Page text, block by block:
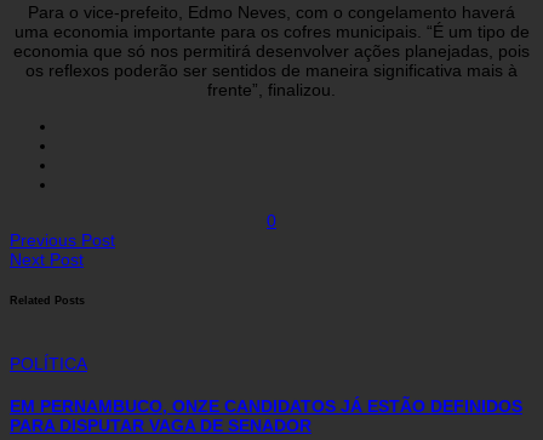
Para o vice-prefeito, Edmo Neves, com o congelamento haverá
uma economia importante para os cofres municipais. “É um tipo de
economia que só nos permitirá desenvolver ações planejadas, pois
os reflexos poderão ser sentidos de maneira significativa mais à
frente”, finalizou.
0
Previous Post
Next Post
Related Posts
POLÍTICA
EM PERNAMBUCO, ONZE CANDIDATOS JÁ ESTÃO DEFINIDOS
PARA DISPUTAR VAGA DE SENADOR